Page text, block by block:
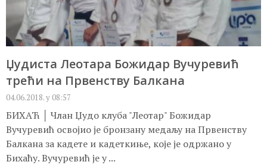
Џудиста Леотара Божидар Вучуревић
трећи на Првенству Балкана
04.06.2018. у 08:57
БИХАЋ │ Члан Џудо клуба "Леотар" Божидар
Вучуревић освојио је бронзану медаљу на Првенству
Балкана за кадете и кадеткиње, које је одржано у
Бихаћу. Вучуревић је у ...